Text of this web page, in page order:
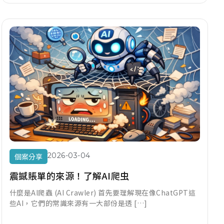
個案分享 2026-03-04
震撼賬單的來源！了解AI爬虫
什麼是AI爬蟲 (AI Crawler) 首先要理解現在像ChatGPT這
些AI，它們的常識來源有一大部份是透 […]